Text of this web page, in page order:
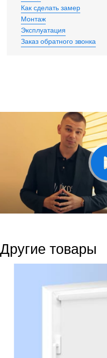
Как сделать замер
Монтаж
Эксплуатация
Заказ обратного звонка
Другие товары